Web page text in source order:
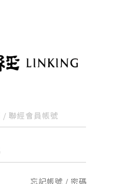
忘記帳號 / 密碼